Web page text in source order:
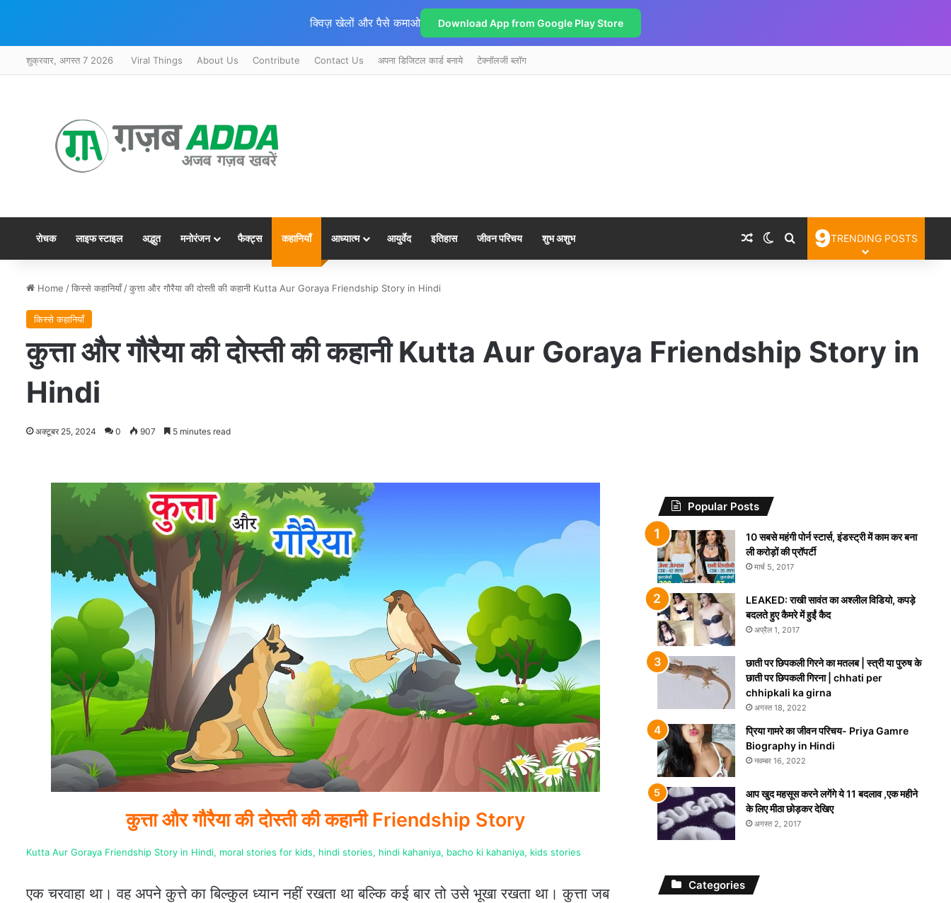
क्विज़ खेलों और पैसे कमाओ Download App from Google Play Store
शुक्रवार, अगस्त 7 2026 Viral Things About Us Contribute Contact Us अपना डिजिटल कार्ड बनाये टेक्नॉलजी ब्लॉग
रोचक लाइफ स्टाइल अद्भुत मनोरंजन फैक्ट्स कहानियाँ आध्यात्म आयुर्वेद इतिहास जीवन परिचय शुभ अशुभ Random Article
Switch skin
Search for
9TRENDING POSTS
Home /किस्से कहानियाँ /कुत्ता और गौरैया की दोस्ती की कहानी Kutta Aur Goraya Friendship Story in Hindi
किस्से कहानियाँ
कुत्ता और गौरैया की दोस्ती की कहानी Kutta Aur Goraya Friendship Story in
Hindi
अक्टूबर 25, 2024 0 907 5 minutes read
कुत्ता और गौरैया की दोस्ती की कहानी Friendship Story
Kutta Aur Goraya Friendship Story in Hindi, moral stories for kids, hindi stories, hindi kahaniya, bacho ki kahaniya, kids stories
एक चरवाहा था। वह अपने कुत्ते का बिल्कुल ध्यान नहीं रखता था बल्कि कई बार तो उसे भूखा रखता था। कुत्ता जब
Popular Posts
10 सबसे महंगी पोर्न स्टार्स, इंडस्ट्री में काम कर बना
ली करोड़ों की प्रॉपर्टी
मार्च 5, 2017
LEAKED: राखी सावंत का अश्लील विडियो, कपड़े
बदलते हुए कैमरे में हुईं कैद
अप्रैल 1, 2017
छाती पर छिपकली गिरने का मतलब | स्त्री या पुरुष के
छाती पर छिपकली गिरना | chhati per
chhipkali ka girna
अगस्त 18, 2022
प्रिया गामरे का जीवन परिचय- Priya Gamre
Biography in Hindi
नवम्बर 16, 2022
आप खुद महसूस करने लगेंगे ये 11 बदलाव ,एक महीने
के लिए मीठा छोड़कर देखिए
अगस्त 2, 2017
Categories